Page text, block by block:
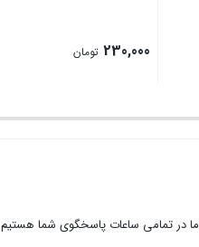
230,000 تومان
ما در تمامی ساعات پاسخگوی شما هستیم